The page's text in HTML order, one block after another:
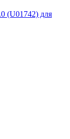
(U01742) для